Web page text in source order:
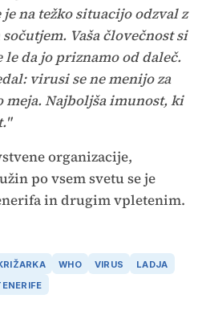
na težko situacijo odzval z
Vaša človečnost si
da jo priznamo od daleč.
virusi se ne menijo za
Najboljša imunost, ki
organizacije,
po vsem svetu se je
in drugim vpletenim.
WHO VIRUS
LADJA